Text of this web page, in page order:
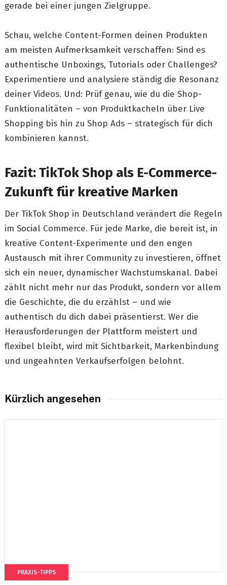
gerade bei einer jungen Zielgruppe.
Schau, welche Content-Formen deinen Produkten
am meisten Aufmerksamkeit verschaffen: Sind es
authentische Unboxings, Tutorials oder Challenges?
Experimentiere und analysiere ständig die Resonanz
deiner Videos. Und: Prüf genau, wie du die Shop-
Funktionalitäten – von Produktkacheln über Live
Shopping bis hin zu Shop Ads – strategisch für dich
kombinieren kannst.
Fazit: TikTok Shop als E-Commerce-
Zukunft für kreative Marken
Der TikTok Shop in Deutschland verändert die Regeln
im Social Commerce. Für jede Marke, die bereit ist, in
kreative Content-Experimente und den engen
Austausch mit ihrer Community zu investieren, öffnet
sich ein neuer, dynamischer Wachstumskanal. Dabei
zählt nicht mehr nur das Produkt, sondern vor allem
die Geschichte, die du erzählst – und wie
authentisch du dich dabei präsentierst. Wer die
Herausforderungen der Plattform meistert und
flexibel bleibt, wird mit Sichtbarkeit, Markenbindung
und ungeahnten Verkaufserfolgen belohnt.
Kürzlich angesehen
PRAXIS-TIPPS